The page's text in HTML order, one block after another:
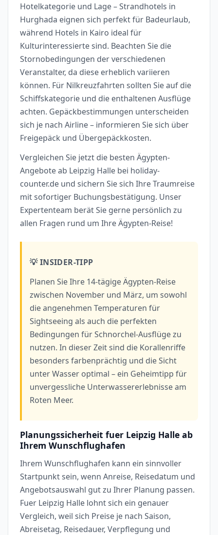
Hotelkategorie und Lage – Strandhotels in
Hurghada eignen sich perfekt für Badeurlaub,
während Hotels in Kairo ideal für
Kulturinteressierte sind. Beachten Sie die
Stornobedingungen der verschiedenen
Veranstalter, da diese erheblich variieren
können. Für Nilkreuzfahrten sollten Sie auf die
Schiffskategorie und die enthaltenen Ausflüge
achten. Gepäckbestimmungen unterscheiden
sich je nach Airline – informieren Sie sich über
Freigepäck und Übergepäckkosten.
Vergleichen Sie jetzt die besten Ägypten-
Angebote ab Leipzig Halle bei holiday-
counter.de und sichern Sie sich Ihre Traumreise
mit sofortiger Buchungsbestätigung. Unser
Expertenteam berät Sie gerne persönlich zu
allen Fragen rund um Ihre Ägypten-Reise!
💡 INSIDER-TIPP
Planen Sie Ihre 14-tägige Ägypten-Reise
zwischen November und März, um sowohl
die angenehmen Temperaturen für
Sightseeing als auch die perfekten
Bedingungen für Schnorchel-Ausflüge zu
nutzen. In dieser Zeit sind die Korallenriffe
besonders farbenprächtig und die Sicht
unter Wasser optimal – ein Geheimtipp für
unvergessliche Unterwassererlebnisse am
Roten Meer.
Planungssicherheit fuer Leipzig Halle ab
Ihrem Wunschflughafen
Ihrem Wunschflughafen kann ein sinnvoller
Startpunkt sein, wenn Anreise, Reisedatum und
Angebotsauswahl gut zu Ihrer Planung passen.
Fuer Leipzig Halle lohnt sich ein genauer
Vergleich, weil sich Preise je nach Saison,
Abreisetag, Reisedauer, Verpflegung und